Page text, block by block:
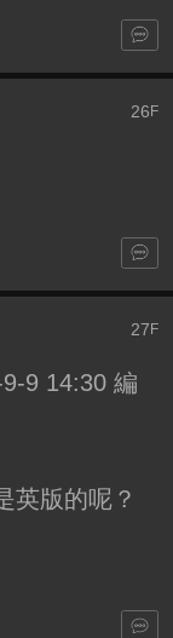
26 F
27 F
9 14:30 編
英版的呢？